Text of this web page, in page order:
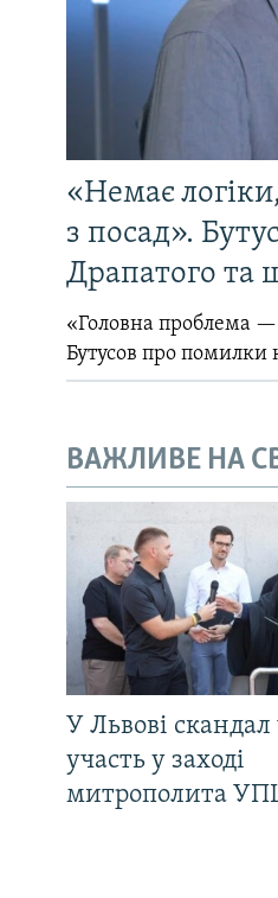
«Немає
з посад».
Драпатого та
«Головна проблема —
Бутусов про
ВАЖЛИВЕ НА
У Львові скандал
участь у заході
митрополита